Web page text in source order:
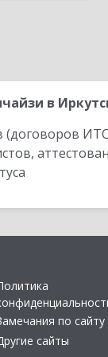
в
(договоров
по сайту
сайты